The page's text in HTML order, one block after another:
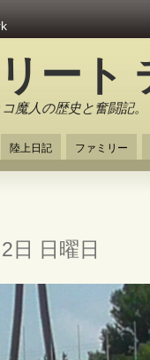
ート
魔人の歴史と奮闘記。
陸上日記 ファミリー
日 日曜日